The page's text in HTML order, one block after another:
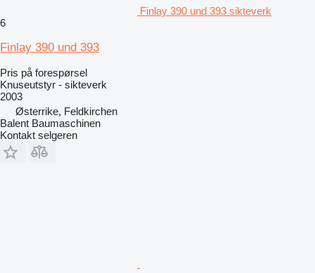
Finlay 390 und 393 sikteverk
6
Finlay 390 und 393
Pris på forespørsel
Knuseutstyr - sikteverk
2003
Østerrike, Feldkirchen
Balent Baumaschinen
Kontakt selgeren